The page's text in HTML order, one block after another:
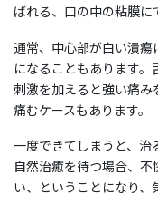
ばれる、口の中の粘膜に
通常、中心部が白い潰瘍
になることもあります。
刺激を加えると強い痛
痛むケースもあります。
一度できてしまうと、治
自然治癒を待つ場合、
い、ということになり、